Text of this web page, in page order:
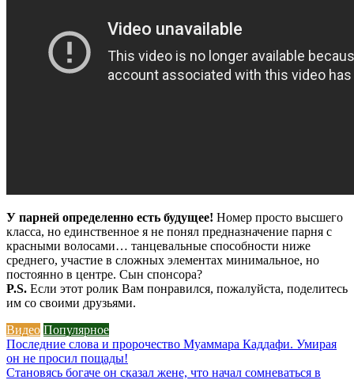
У парней определенно есть будущее! Номер просто высшего
класса, но единственное я не понял предназначение парня с
красными волосами… танцевальные способности ниже
среднего, участие в сложных элементах минимальное, но
постоянно в центре. Сын спонсора?
P.S. Если этот ролик Вам понравился, пожалуйста, поделитесь
им со своими друзьями.
Видео Популярное
Навигация
по
Последние слова и пророчество Муаммара Каддафи. Умирая
он не просил пощады!
Становясь богаче он сказал жене, что начал сомневаться в